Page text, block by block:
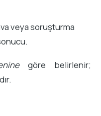
veya soruşturma
göre belirlenir;